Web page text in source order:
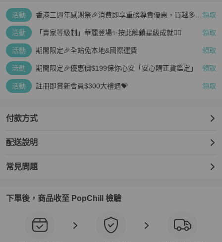
活動
香港三週年感謝祭🎉消費即享重磅尊貴優惠，買越多、 領取
活動 「賣家等級制」華麗登場✨按此解鎖星級成就👆🏻 領取
活動 期間限定🎉全站免本地&國際運費 領取
活動 期間限定🎉優惠價$199保你心安「安心購正貨鑑定」 領取
活動 註冊即賞新會員$300大禮遇💝 領取
付款方式
配送說明
常見問題
下單後，商品收至 PopChill 檢驗